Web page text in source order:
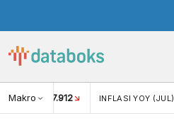
Makro
USD/IDR 17.912 INFLASI YOY (JUL)